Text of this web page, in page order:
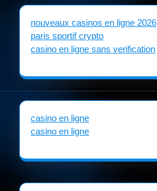
nouveaux casinos en ligne 2026
paris sportif crypto
casino en ligne sans verification
casino en ligne
casino en ligne